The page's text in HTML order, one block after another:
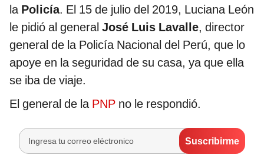
la Policía. El 15 de julio del 2019, Luciana León
le pidió al general José Luis Lavalle, director
general de la Policía Nacional del Perú, que lo
apoye en la seguridad de su casa, ya que ella
se iba de viaje.
El general de la PNP no le respondió.